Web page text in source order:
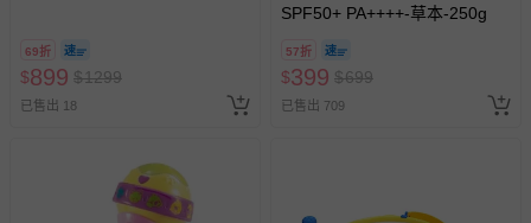
69折
$899 $1299
已售出 18
SPF50+ PA++++-草本-250g
57折
$399 $699
已售出 709